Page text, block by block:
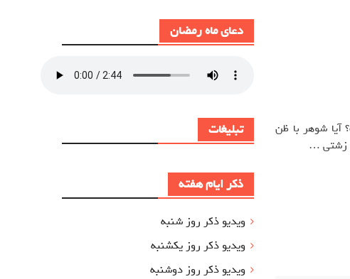
آیا شوهر با ظن
زشتی …
دعای ماه رمضان
تبلیغات
ذکر ایام هفته
ویدیو ذکر روز شنبه
ویدیو ذکر روز یکشنبه
ویدیو ذکر روز دوشنبه